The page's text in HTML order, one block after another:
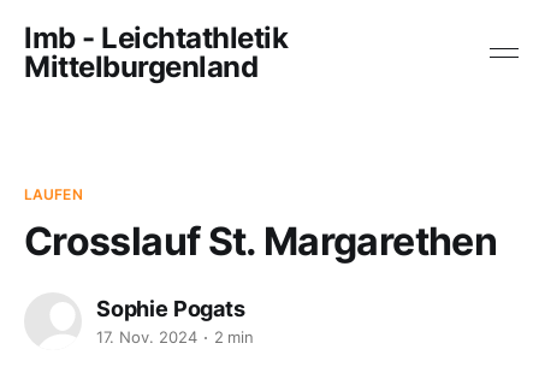
lmb - Leichtathletik
Mittelburgenland
LAUFEN
Crosslauf St. Margarethen
Sophie Pogats
17. Nov. 2024 2 min